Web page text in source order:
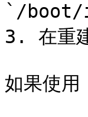
`/boot/
3. 在
如果使